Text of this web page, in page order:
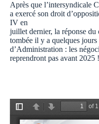
Après que l’intersyndicale
a exercé son droit
IV en
juillet dernier, la réponse du
tombée il y a quelques jours
d’Administration : les
reprendront pas avant 2025